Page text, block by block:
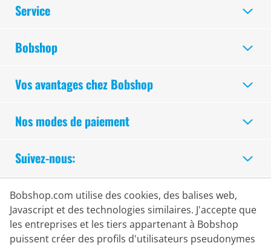
Service
Bobshop
Vos avantages chez Bobshop
Nos modes de paiement
Suivez-nous:
Achats Sécurisés
Bobshop.com utilise des cookies, des balises web,
Javascript et des technologies similaires. J'accepte que
les entreprises et les tiers appartenant à Bobshop
puissent créer des profils d'utilisateurs pseudonymes